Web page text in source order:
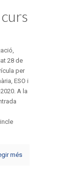
28 de
per
ESO i
A la
més